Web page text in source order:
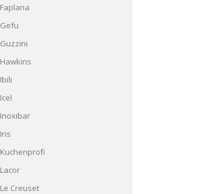
Faplana
Gefu
Guzzini
Hawkins
Ibili
Icel
Inoxibar
Iris
Kuchenprofi
Lacor
Le Creuset